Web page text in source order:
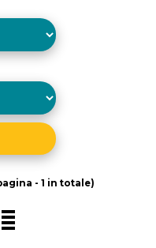
- 1 in totale)